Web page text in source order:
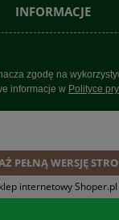
INFORMACJE
zgodę na
informacje w Polityce
PEŁNĄ WERSJĘ
internetowy Shoper.pl